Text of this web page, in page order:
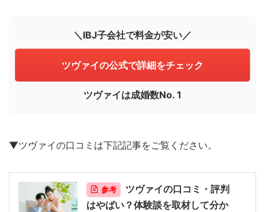
＼IBJ子会社で料金が安い／
ツヴァイの公式で詳細をチェック
ツヴァイは成婚数No. 1
▼ツヴァイの口コミは下記記事をご覧ください。
参考
ツヴァイの口コミ・評判
はやばい？体験談を取材して分か